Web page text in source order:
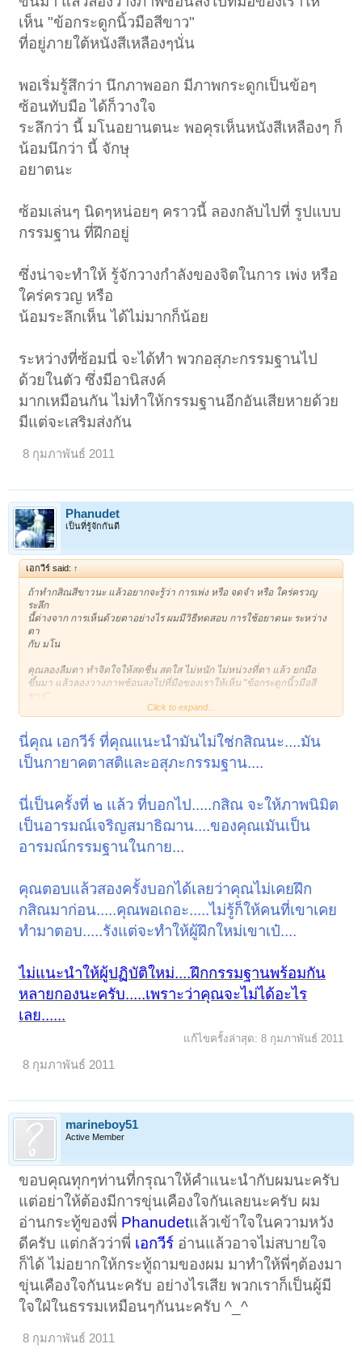
เห็น "ข้อกระดูกนิ้วมือสีขาว"
ที่อยู่ภายใต้หนังสีเหลืองๆนั่น
พอเริ่มรู้สึกว่า นึกภาพออก มีภาพกระดูกเป็นข้อๆ
ซ้อนทับมือ ได้ก็วางใจ
ระลึกว่า นี้ มโนอยานตนะ พอคุรเห็นหนังสีเหลืองๆ ก็
น้อมนึกว่า นี้ จักษุ
อยาตนะ
ซ้อมเล่นๆ นิดๆหน่อยๆ คราวนี้ ลองกลับไปที่ รูปแบบ
กรรมฐาน ที่ฝึกอยู่
ซึ่งน่าจะทำให้ รู้จักวางกำลังของจิตในการ เพ่ง หรือ
ใคร่ครวญ หรือ
น้อมระลึกเห็น ได้ไม่มากก็น้อย
ระหว่างที่ซ้อมนี่ จะได้ทำ พวกอสุภะกรรมฐานไป
ด้วยในตัว ซึ่งมีอานิสงค์
มากเหมือนกัน ไม่ทำให้กรรมฐานอีกอันเสียหายด้วย
มีแต่จะเสริมส่งกัน
8 กุมภาพันธ์ 2011
Phanudet
เป็นที่รู้จักกันดี
เอกวีร์ said: ↑
ถ้าทำกสิณสีขาวนะ แล้วอยากจะรู้ว่า การเพ่ง หรือ จดจำ หรือ ใคร่ครวญ
ระลึก
นี้ต่างจาก การเห็นด้วยตาอย่างไร ผมมีวิธีทดสอบ การใช้อยาตนะ ระหว่าง
ตา
กับ มโน
คุณลองลืมตา ทำจิตใจให้สดชื่น สดใส ไม่หนัก ไม่หน่วงที่ตา แล้ว ยกมือ
ขึ้นมา แล้วลองวางภาพซ้อนลงไปที่มือของเราให้เห็น "ข้อกระดูกนิ้วมือสี
พอเริ่มรู้สึกว่า นึกภาพออก มีภาพกระดูกเป็นข้อๆ ซ้อนทับมือ ได้ก็วางใจ
ระลึกว่า นี้ มโนอยานตนะ พอคุรเห็นหนังสีเหลืองๆ ก็น้อมนึกว่า นี้ จักษุ
อยาตนะ
ซึ่งน่าจะทำให้ รู้จักวางกำลังของจิตในการ เพ่ง หรือ ใคร่ครวญ หรือ
น้อมระลึกเห็น ได้ไม่มากก็น้อย
ระหว่างที่ซ้อมนี่ จะได้ทำ พวกอสุภะกรรมฐานไปด้วยในตัว ซึ่งมีอานิสงค์
Click to expand...
นี่คุณ เอกวีร์ ที่คุณแนะนำมันไม่ใช่กสิณนะ....มัน
เป็นกายาคตาสติและอสุภะกรรมฐาน....
นี่เป็นครั้งที่ ๒ แล้ว ที่บอกไป.....กสิณ จะให้ภาพนิมิต
เป็นอารมณ์เจริญสมาธิฌาน....ของคุณเมันเป็น
อารมณ์กรรมฐานในกาย...
คุณตอบแล้วสองครั้งบอกได้เลยว่าคุณไม่เคยฝึก
กสิณมาก่อน.....คุณพอเถอะ.....ไม่รู้ก็ให้คนที่เขาเคย
ทำมาตอบ.....รังแต่จะทำให้ผู้ฝึกใหม่เขาเป๋....
ไม่แนะนำให้ผู้ปฏิบัติใหม่....ฝึกกรรมฐานพร้อมกัน
หลายกองนะครับ.....เพราะว่าคุณจะไม่ได้อะไร
เลย......
แก้ไขครั้งล่าสุด: 8 กุมภาพันธ์ 2011
8 กุมภาพันธ์ 2011
marineboy51
Active Member
ขอบคุณทุกๆท่านที่กรุณาให้คำแนะนำกับผมนะครับ
แต่อย่าให้ต้องมีการขุ่นเคืองใจกันเลยนะครับ ผม
อ่านกระทู้ของพี่ Phanudetแล้วเข้าใจในความหวัง
ดีครับ แต่กลัวว่าพี่ เอกวีร์ อ่านแล้วอาจไม่สบายใจ
ก็ได้ ไม่อยากให้กระทู้ถามของผม มาทำให้พี่ๆต้องมา
ขุ่นเคืองใจกันนะครับ อย่างไรเสีย พวกเราก็เป็นผู้มี
ใจใฝ่ในธรรมเหมือนๆกันนะครับ ^_^
8 กุมภาพันธ์ 2011